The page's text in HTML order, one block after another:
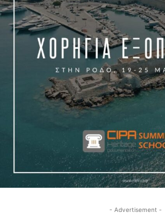
- Advertisement -